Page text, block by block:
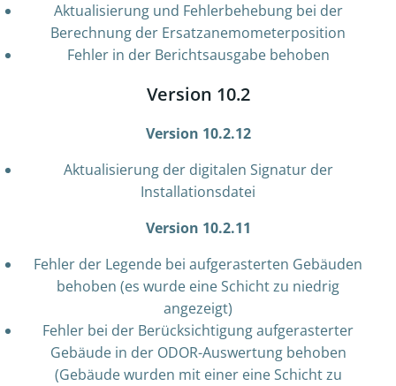
Aktualisierung und Fehlerbehebung bei der
Berechnung der Ersatzanemometerposition
Fehler in der Berichtsausgabe behoben
Version 10.2
Version 10.2.12
Aktualisierung der digitalen Signatur der
Installationsdatei
Version 10.2.11
Fehler der Legende bei aufgerasterten Gebäuden
behoben (es wurde eine Schicht zu niedrig
angezeigt)
Fehler bei der Berücksichtigung aufgerasterter
Gebäude in der ODOR-Auswertung behoben
(Gebäude wurden mit einer eine Schicht zu